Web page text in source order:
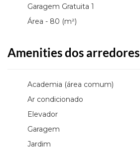
Garagem Gratuita 1
Área - 80 (m²)
Amenities dos arredores
Academia (área comum)
Ar condicionado
Elevador
Garagem
Jardim